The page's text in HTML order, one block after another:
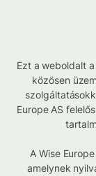
Ezt a weboldalt a
közösen
Europe AS
A Wise
amelynek